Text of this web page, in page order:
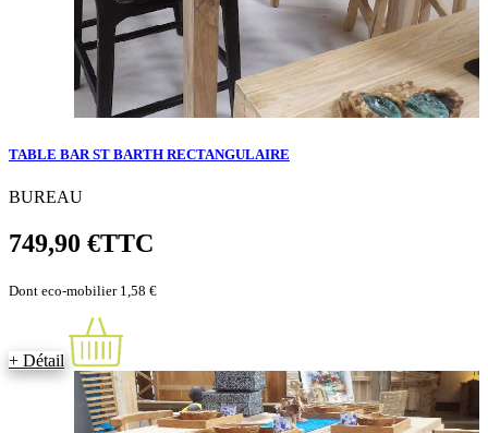
TABLE BAR ST BARTH RECTANGULAIRE
BUREAU
749,90 €TTC
Dont eco-mobilier 1,58 €
+ Détail